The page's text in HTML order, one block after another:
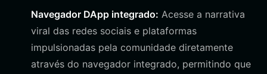
Navegador DApp integrado: Acesse a narrativa
viral das redes sociais e plataformas
impulsionadas pela comunidade diretamente
através do navegador integrado, permitindo que